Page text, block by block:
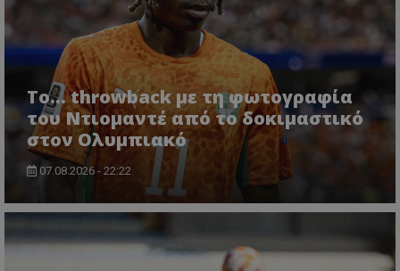
Το... throwback με τη φωτογραφία
του Ντιομαντέ από το δοκιμαστικό
στον Ολυμπιακό
07.08.2026 - 22:22